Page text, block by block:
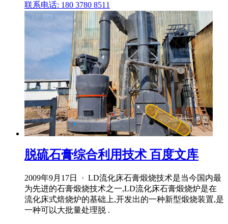
联系电话: 180 3780 8511
脱硫石膏综合利用技术 百度文库
2009年9月17日 · LD流化床石膏煅烧技术是当今国内最
为先进的石膏煅烧技术之一,LD流化床石膏煅烧炉是在
流化床式焙烧炉的基础上,开发出的一种新型煅烧装置,是
一种可以大批量处理脱 .